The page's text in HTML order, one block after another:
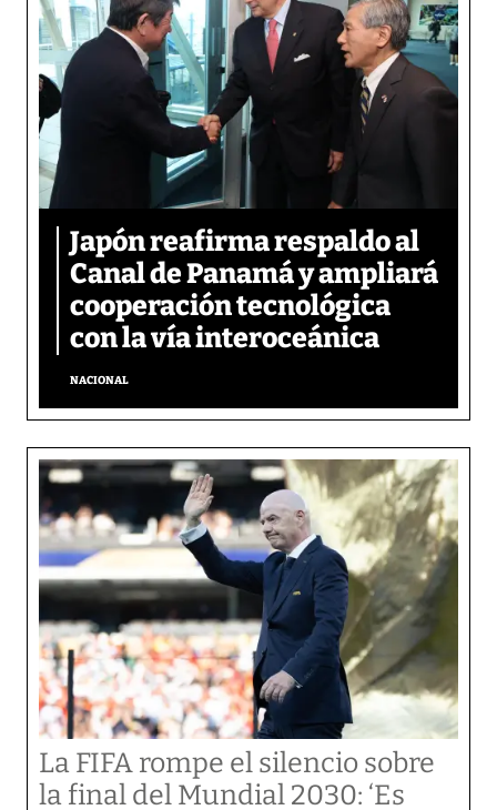
Japón reafirma respaldo al
Canal de Panamá y ampliará
cooperación tecnológica
con la vía interoceánica
NACIONAL
La FIFA rompe el silencio sobre
la final del Mundial 2030: ‘Es